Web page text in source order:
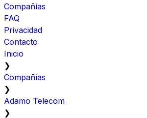
Compañías
FAQ
Privacidad
Contacto
Inicio
❯
Compañías
❯
Adamo Telecom
❯